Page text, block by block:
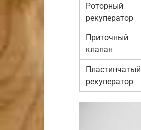
Роторный
рекуператор
Приточный
клапан
Пластинчатый
рекуператор